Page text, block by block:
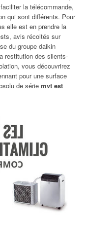
la télécommande,
qui sont différents. Pour
elle est en prendre la
avis récoltés sur
du groupe daikin
restitution des silents-
vous découvrirez
pour une surface
de série mvt est